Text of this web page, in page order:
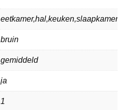
bruin
gemiddeld
ja
1